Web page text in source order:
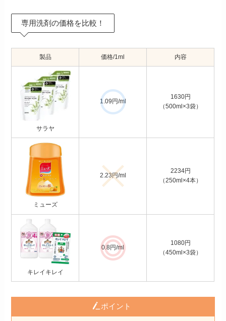
専用洗剤の価格を比較！
製品 価格/1ml 内容
サラヤ
1.09円/ml
1630円
（500ml×3袋）
ミューズ
2.23円/ml
2234円
（250ml×4本）
キレイキレイ
0.8円/ml
1080円
（450ml×3袋）
ポイント